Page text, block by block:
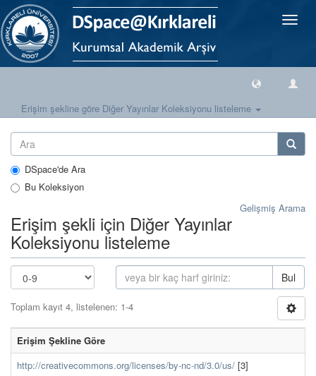
Geçiş
Erişim şekline göre Diğer Yayınlar Koleksiyonu listeleme
DSpace'de Ara
Bu Koleksiyon
Gelişmiş Arama
Erişim şekli için Diğer Yayınlar
Koleksiyonu listeleme
Bul
Toplam kayıt 4, listelenen: 1-4
Erişim Şekline Göre
http://creativecommons.org/licenses/by-nc-nd/3.0/us/ [3]